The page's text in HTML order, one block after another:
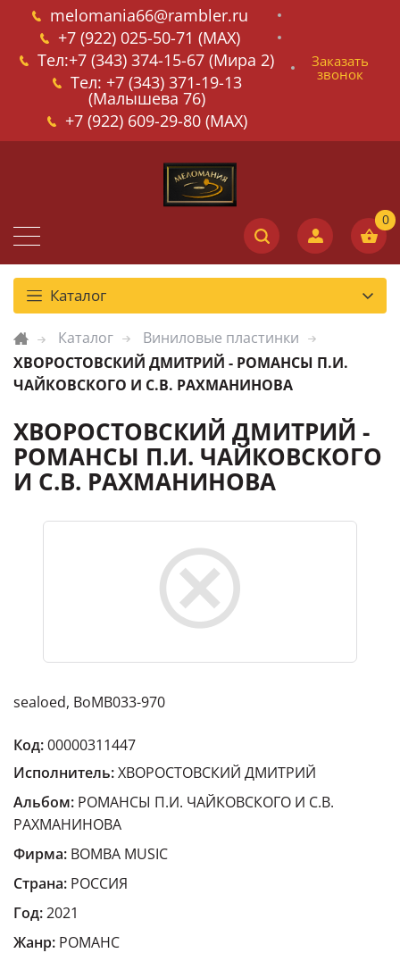
melomania66@rambler.ru
+7 (922) 025-50-71 (MAX)
Тел:+7 (343) 374-15-67 (Мира 2)
Тел: +7 (343) 371-19-13
(Малышева 76)
+7 (922) 609-29-80 (MAX)
Заказать
звонок
Каталог
Каталог
Виниловые пластинки
ХВОРОСТОВСКИЙ ДМИТРИЙ - РОМАНСЫ П.И.
ЧАЙКОВСКОГО И С.В. РАХМАНИНОВА
ХВОРОСТОВСКИЙ ДМИТРИЙ -
РОМАНСЫ П.И. ЧАЙКОВСКОГО
И С.В. РАХМАНИНОВА
sealoed, BoMB033-970
Код:00000311447
Исполнитель:ХВОРОСТОВСКИЙ ДМИТРИЙ
Альбом: РОМАНСЫ П.И. ЧАЙКОВСКОГО И С.В.
РАХМАНИНОВА
Фирма: BOMBA MUSIC
Страна: РОССИЯ
Год:2021
Жанр: РОМАНС